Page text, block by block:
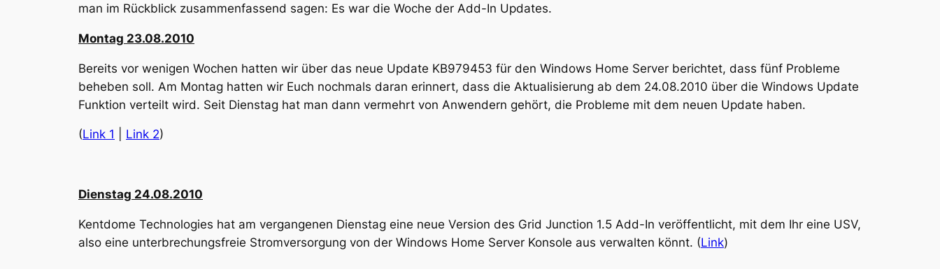
man im Rückblick zusammenfassend sagen: Es war die Woche der Add-In Updates.
Montag 23.08.2010
Bereits vor wenigen Wochen hatten wir über das neue Update KB979453 für den Windows Home Server berichtet, dass fünf Probleme
beheben soll. Am Montag hatten wir Euch nochmals daran erinnert, dass die Aktualisierung ab dem 24.08.2010 über die Windows Update
Funktion verteilt wird. Seit Dienstag hat man dann vermehrt von Anwendern gehört, die Probleme mit dem neuen Update haben.
(Link 1 Link 2)
Dienstag 24.08.2010
Kentdome Technologies hat am vergangenen Dienstag eine neue Version des Grid Junction 1.5 Add-In veröffentlicht, mit dem Ihr eine USV,
also eine unterbrechungsfreie Stromversorgung von der Windows Home Server Konsole aus verwalten könnt. (Link)